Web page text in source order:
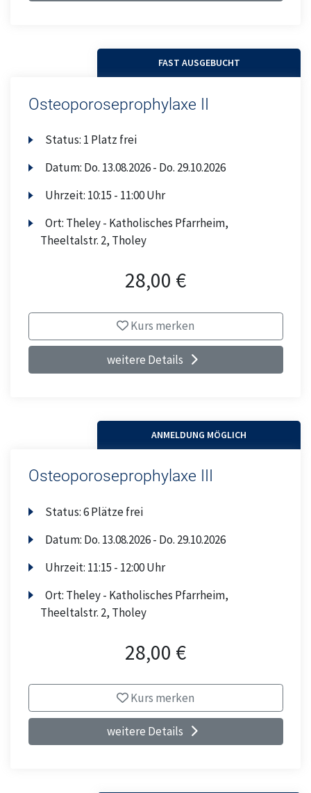
FAST AUSGEBUCHT
Osteoporoseprophylaxe II
Status: 1 Platz frei
Datum: Do. 13.08.2026 - Do. 29.10.2026
Uhrzeit: 10:15 - 11:00 Uhr
Ort: Theley - Katholisches Pfarrheim,
Theeltalstr. 2, Tholey
28,00 €
Kurs merken
weitere Details
ANMELDUNG MÖGLICH
Osteoporoseprophylaxe III
Status:6 Plätze frei
Datum: Do. 13.08.2026 - Do. 29.10.2026
Uhrzeit: 11:15 - 12:00 Uhr
Ort: Theley - Katholisches Pfarrheim,
Theeltalstr. 2, Tholey
28,00 €
Kurs merken
weitere Details